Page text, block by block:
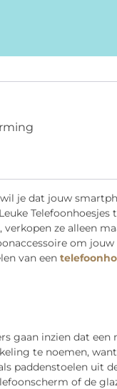
je dat jouw
Telefoonhoesjes
ze alleen
om
van een
gaan inzien dat een
te noemen, want
paddenstoelen uit
of de